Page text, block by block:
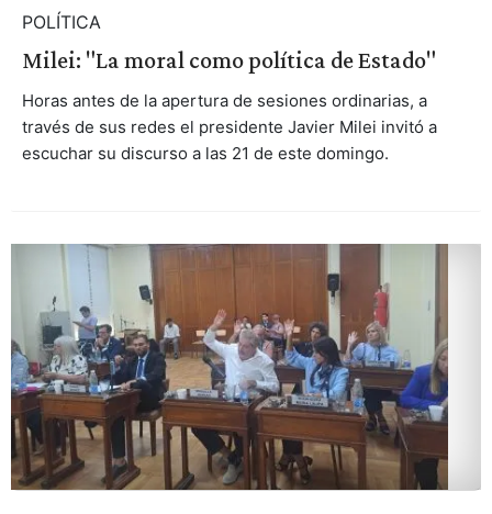
POLÍTICA
Milei: "La moral como política de Estado"
Horas antes de la apertura de sesiones ordinarias, a
través de sus redes el presidente Javier Milei invitó a
escuchar su discurso a las 21 de este domingo.